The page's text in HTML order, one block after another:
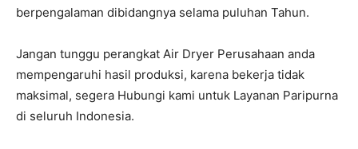
berpengalaman dibidangnya selama puluhan Tahun.
Jangan tunggu perangkat Air Dryer Perusahaan anda
mempengaruhi hasil produksi, karena bekerja tidak
maksimal, segera Hubungi kami untuk Layanan Paripurna
di seluruh Indonesia.